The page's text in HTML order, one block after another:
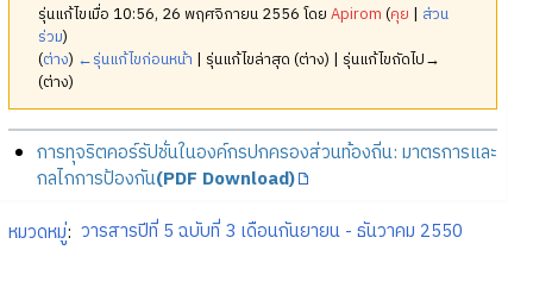
รุ่นแก้ไขเมื่อ 10:56, 26 พฤศจิกายน 2556 โดยApirom (คุย | ส่วน
ร่วม)
(ต่าง) ←รุ่นแก้ไขก่อนหน้า | รุ่นแก้ไขล่าสุด (ต่าง) | รุ่นแก้ไขถัดไป→
(ต่าง)
การทุจริตคอร์รัปชั่นในองค์กรปกครองส่วนท้องถิ่น: มาตรการและ
กลไกการป้องกัน(PDF Download)
หมวดหมู่: วารสารปีที่ 5 ฉบับที่ 3 เดือนกันยายน - ธันวาคม 2550